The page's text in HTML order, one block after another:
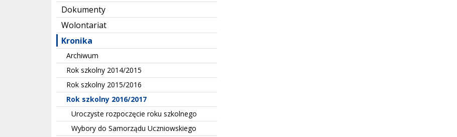
Dokumenty
Wolontariat
Kronika
Archiwum
Rok szkolny 2014/2015
Rok szkolny 2015/2016
Rok szkolny 2016/2017
Uroczyste rozpoczęcie roku szkolnego
Wybory do Samorządu Uczniowskiego